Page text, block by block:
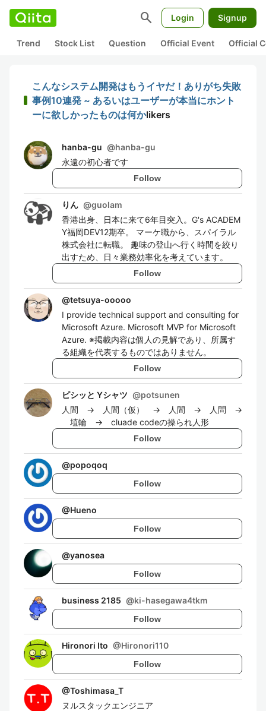
search Login Signup
Trend Stock List Question Official Event Official
こんなシステム開発はもうイヤだ！ありがち失敗
事例10連発 ~ あるいはユーザーが本当にホント
ーに欲しかったものは何かlikers
hanba-gu @hanba-gu
永遠の初心者です
Follow
りん @guolam
香港出身、日本に来て6年目突入。G's ACADEM
Y福岡DEV12期卒。 マーケ職から、スパイラル
株式会社に転職。 趣味の登山へ行く時間を絞り
出すため、日々業務効率化を考えています。
Follow
@tetsuya-ooooo
I provide technical support and consulting for
Microsoft Azure. Microsoft MVP for Microsoft
Azure. ※掲載内容は個人の見解であり、所属す
る組織を代表するものではありません。
Follow
ピシッと Yシャツ @potsunen
人間 → 人間（仮） → 人間 → 人問 →
埴輪 → cluade codeの操られ人形
Follow
@popoqoq
Follow
@Hueno
Follow
@yanosea
Follow
business 2185 @ki-hasegawa4tkm
Follow
Hironori Ito @Hironori110
Follow
@Toshimasa_T
ヌルスタックエンジニア